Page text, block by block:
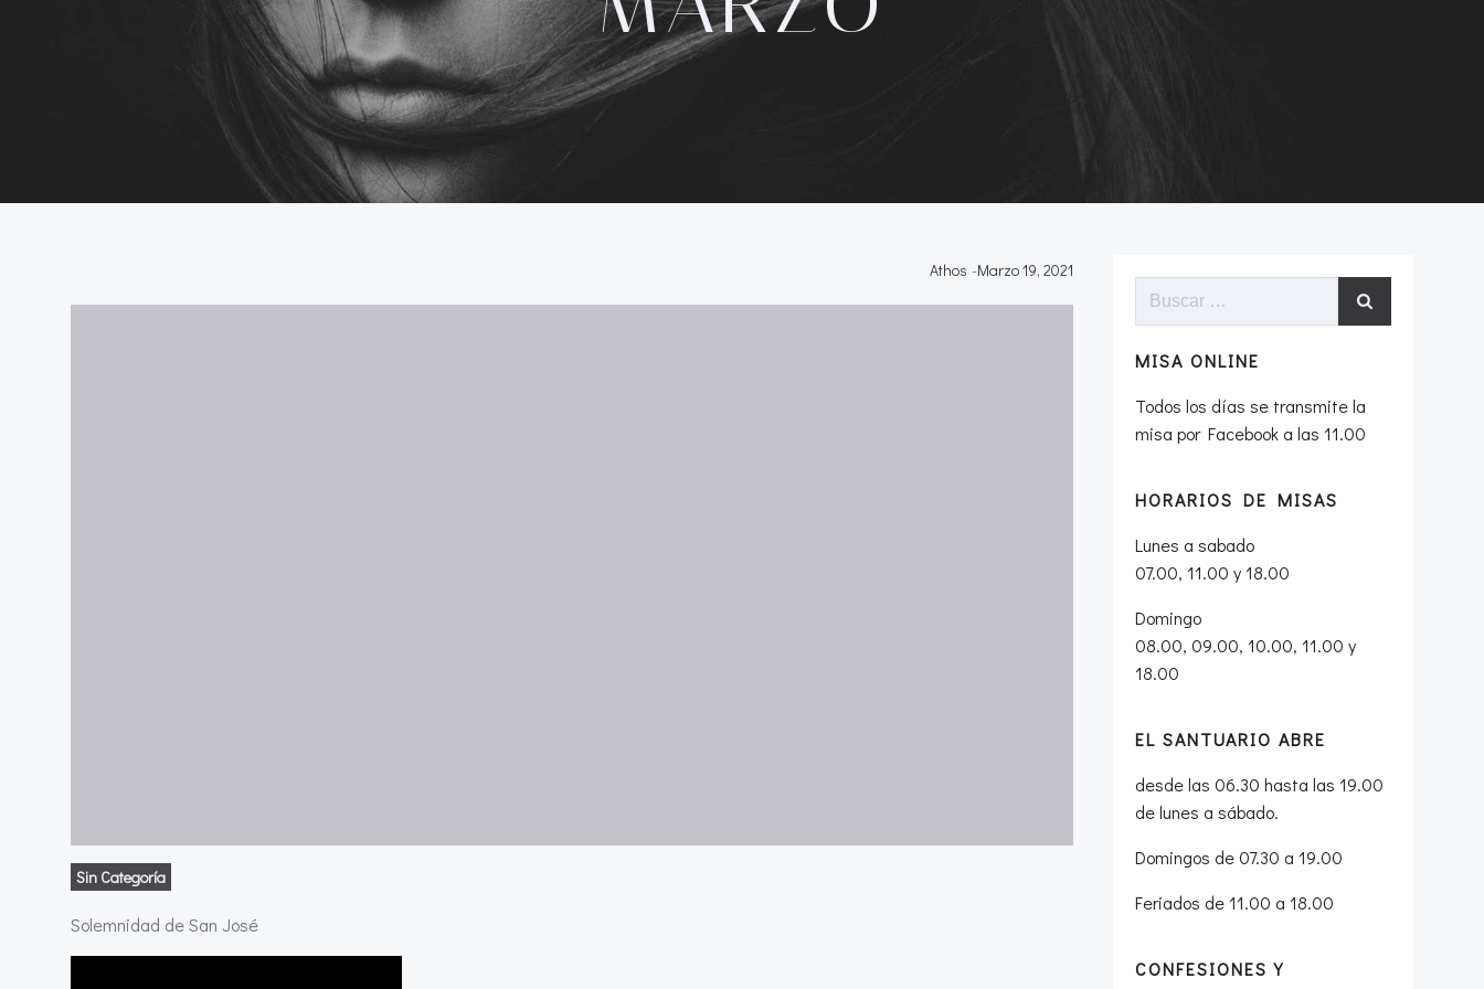
Athos -Marzo 19, 2021
Sin Categoría
Solemnidad de San José
Buscar:
MISA ONLINE
Todos los días se transmite la
misa por Facebook a las 11.00
HORARIOS DE MISAS
Lunes a sabado
07.00, 11.00 y 18.00
Domingo
08.00, 09.00, 10.00, 11.00 y
18.00
EL SANTUARIO ABRE
desde las 06.30 hasta las 19.00
de lunes a sábado.
Domingos de 07.30 a 19.00
Feriados de 11.00 a 18.00
CONFESIONES Y